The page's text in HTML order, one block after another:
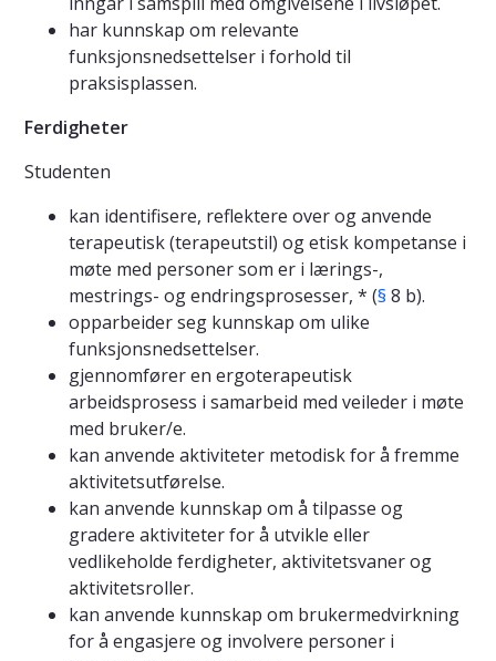
har kunnskap om relevante
funksjonsnedsettelser i forhold til
praksisplassen.
Ferdigheter
Studenten
kan identifisere, reflektere over og anvende
terapeutisk (terapeutstil) og etisk kompetanse i
møte med personer som er i lærings-,
mestrings- og endringsprosesser, * (§ 8 b).
opparbeider seg kunnskap om ulike
funksjonsnedsettelser.
gjennomfører en ergoterapeutisk
arbeidsprosess i samarbeid med veileder i møte
med bruker/e.
kan anvende aktiviteter metodisk for å fremme
aktivitetsutførelse.
kan anvende kunnskap om å tilpasse og
gradere aktiviteter for å utvikle eller
vedlikeholde ferdigheter, aktivitetsvaner og
aktivitetsroller.
kan anvende kunnskap om brukermedvirkning
for å engasjere og involvere personer i